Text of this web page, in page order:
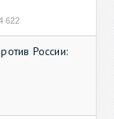
622
России: